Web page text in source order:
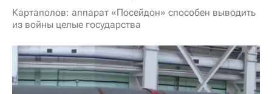
Картаполов: аппарат «Посейдон» способен выводить
из войны целые государства